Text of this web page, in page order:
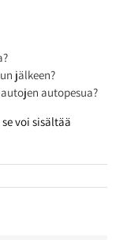
jälkeen?
autopesua?
voi sisältää